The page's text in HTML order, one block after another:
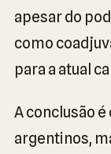
apesar do
como
para a atual
A conclusão
argentinos,